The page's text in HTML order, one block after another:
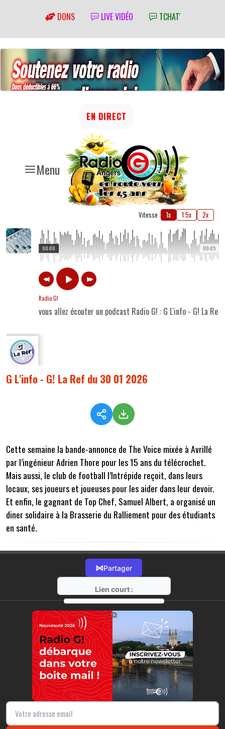
DONS LIVE VIDÉO TCHAT'
Menu
EN DIRECT
Vitesse : 1x 1.5x 2x
00:05
00:00
Radio G!
vous allez écouter un podcast Radio G! : G L'info - G! La
G L'info - G! La Ref du 30 01 2026
Cette semaine la bande-annonce de The Voice mixée à Avrillé
par l’ingénieur Adrien Thore pour les 15 ans du télécrochet.
Mais aussi, le club de football l’Intrépide reçoit, dans leurs
locaux, ses joueurs et joueuses pour les aider dans leur devoir.
Et enfin, le gagnant de Top Chef, Samuel Albert, a organisé un
diner solidaire à la Brasserie du Ralliement pour des étudiants
en santé.
⋈Partager
Lien court :
https://radio-g.fr?21006
⧉